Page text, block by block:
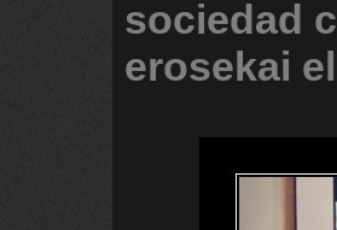
sociedad
erosekai